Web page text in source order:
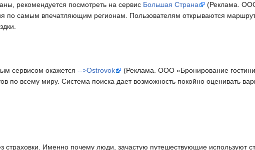
рекомендуется посмотреть на сервис Большая Страна
(Реклама.
по самым впечатляющим регионам. Пользователям открываются
сервисом окажется -->Ostrovok
(Реклама. ООО «Бронирование
по всему миру. Система поиска дает возможность покойно оценивать
страховки. Именно почему люди, зачастую путешествующие используют